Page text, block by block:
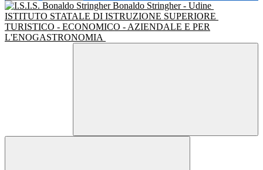
Bonaldo Stringher - Udine
ISTITUTO STATALE DI ISTRUZIONE SUPERIORE
TURISTICO - ECONOMICO - AZIENDALE E PER
L'ENOGASTRONOMIA